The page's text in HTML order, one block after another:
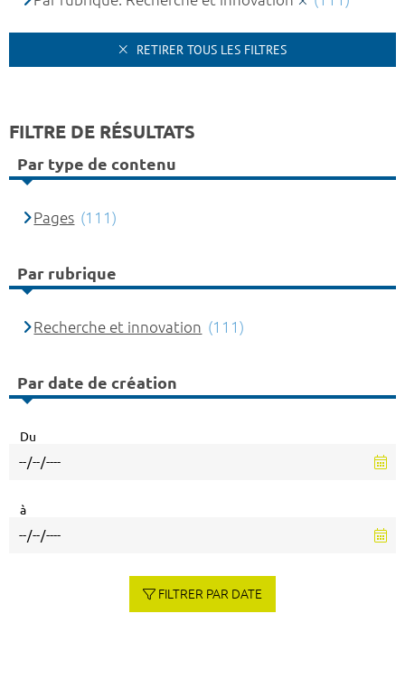
RETIRER TOUS LES FILTRES
FILTRE DE RÉSULTATS
Par type de contenu
Pages (111)
Par rubrique
Recherche et innovation (111)
Par date de création
Du
à
FILTRER PAR DATE